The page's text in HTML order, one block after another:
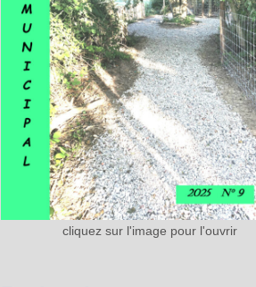
cliquez sur l'image pour l'ouvrir